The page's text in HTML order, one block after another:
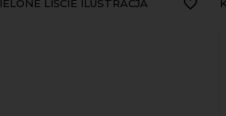
ZIELONE LIŚCIE ILUSTRACJA